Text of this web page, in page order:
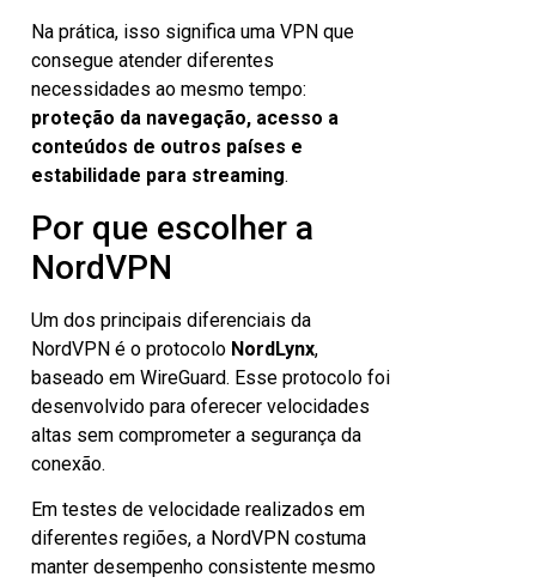
Na prática, isso significa uma VPN que
consegue atender diferentes
necessidades ao mesmo tempo:
proteção da navegação, acesso a
conteúdos de outros países e
estabilidade para streaming.
Por que escolher a
NordVPN
Um dos principais diferenciais da
NordVPN é o protocolo NordLynx,
baseado em WireGuard. Esse protocolo foi
desenvolvido para oferecer velocidades
altas sem comprometer a segurança da
conexão.
Em testes de velocidade realizados em
diferentes regiões, a NordVPN costuma
manter desempenho consistente mesmo